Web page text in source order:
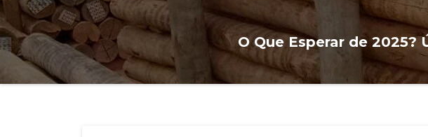
O Que Esperar de